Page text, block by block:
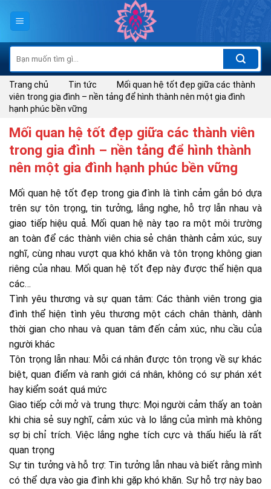
kiếm:
Trang chủ Tin tức
Mối quan hệ tốt đẹp giữa các thành
viên trong gia đình – nền tảng để hình thành nên một gia đình
hạnh phúc bền vững
Mối quan hệ tốt đẹp giữa các thành viên
trong gia đình – nền tảng để hình thành
nên một gia đình hạnh phúc bền vững
Mối quan hệ tốt đẹp trong gia đình là tình cảm gắn bó dựa
trên sự tôn trọng, tin tưởng, lắng nghe, hỗ trợ lẫn nhau và
giao tiếp hiệu quả. Mối quan hệ này tạo ra một môi trường
an toàn để các thành viên chia sẻ chân thành cảm xúc, suy
nghĩ, cùng nhau vượt qua khó khăn và tôn trọng không gian
riêng của nhau. Mối quan hệ tốt đẹp này được thể hiện qua
các…
Tình yêu thương và sự quan tâm: Các thành viên trong gia
đình thể hiện tình yêu thương một cách chân thành, dành
thời gian cho nhau và quan tâm đến cảm xúc, nhu cầu của
người khác
Tôn trọng lẫn nhau: Mỗi cá nhân được tôn trọng về sự khác
biệt, quan điểm và ranh giới cá nhân, không có sự phán xét
hay kiểm soát quá mức
Giao tiếp cởi mở và trung thực: Mọi người cảm thấy an toàn
khi chia sẻ suy nghĩ, cảm xúc và lo lắng của mình mà không
sợ bị chỉ trích. Việc lắng nghe tích cực và thấu hiểu là rất
quan trọng
Sự tin tưởng và hỗ trợ: Tin tưởng lẫn nhau và biết rằng mình
có thể dựa vào gia đình khi gặp khó khăn. Sự hỗ trợ này bao